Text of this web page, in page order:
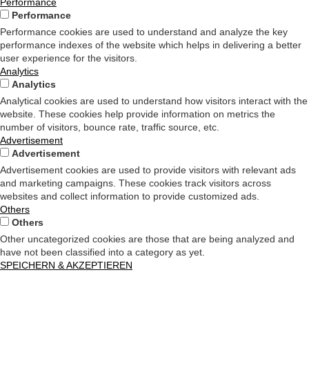
Performance
Performance cookies are used to understand and analyze the key
performance indexes of the website which helps in delivering a better
user experience for the visitors.
Analytics
Analytics
Analytical cookies are used to understand how visitors interact with the
website. These cookies help provide information on metrics the
number of visitors, bounce rate, traffic source, etc.
Advertisement
Advertisement
Advertisement cookies are used to provide visitors with relevant ads
and marketing campaigns. These cookies track visitors across
websites and collect information to provide customized ads.
Others
Others
Other uncategorized cookies are those that are being analyzed and
have not been classified into a category as yet.
SPEICHERN & AKZEPTIEREN